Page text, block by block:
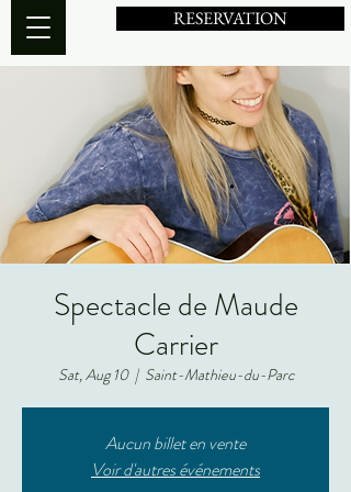
RESERVATION
Spectacle de Maude
Carrier
Sat, Aug 10
  |
Saint-Mathieu-du-Parc
Aucun billet en vente
Voir d'autres événements